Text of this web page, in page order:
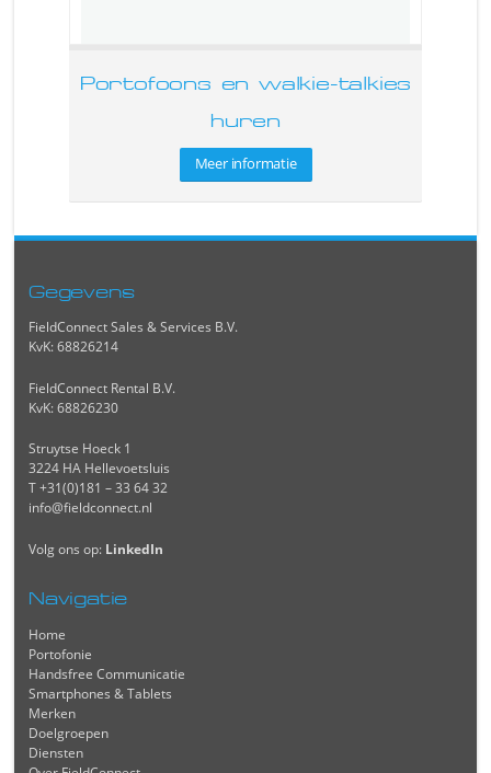
Portofoons en walkie-talkies
huren
Meer informatie
Gegevens
FieldConnect Sales & Services B.V.
KvK: 68826214
FieldConnect Rental B.V.
KvK: 68826230
Struytse Hoeck 1
3224 HA Hellevoetsluis
T +31(0)181 – 33 64 32
info@fieldconnect.nl
Volg ons op: LinkedIn
Navigatie
Home
Portofonie
Handsfree Communicatie
Smartphones & Tablets
Merken
Doelgroepen
Diensten